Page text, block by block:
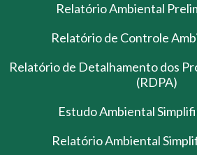
Relatório Ambiental
Relatório de Controle
Relatório de Detalhamento dos
(RDPA)
Estudo Ambiental
Relatório Ambiental